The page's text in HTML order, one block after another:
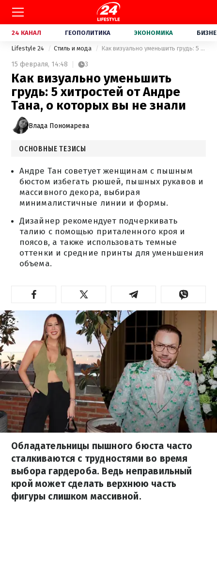
24 КАНАЛ ГЕОПОЛИТИКА ЭКОНОМИКА
Lifestyle 24 Стиль и мода Как визуально уменьшить грудь: 5 хитростей от Андре Тана, о которых вы не знали
15 февраля, 14:48 3
Как визуально уменьшить
грудь: 5 хитростей от Андре
Тана, о которых вы не знали
Влада Пономарева
ОСНОВНЫЕ ТЕЗИСЫ
Андре Тан советует женщинам с пышным
бюстом избегать рюшей, пышных рукавов и
массивного декора, выбирая
минималистичные линии и формы.
Дизайнер рекомендует подчеркивать
талию с помощью приталенного кроя и
поясов, а также использовать темные
оттенки и средние принты для уменьшения
объема.
Обладательницы пышного бюста часто
сталкиваются с трудностями во время
выбора гардероба. Ведь неправильный
крой может сделать верхнюю часть
фигуры слишком массивной.